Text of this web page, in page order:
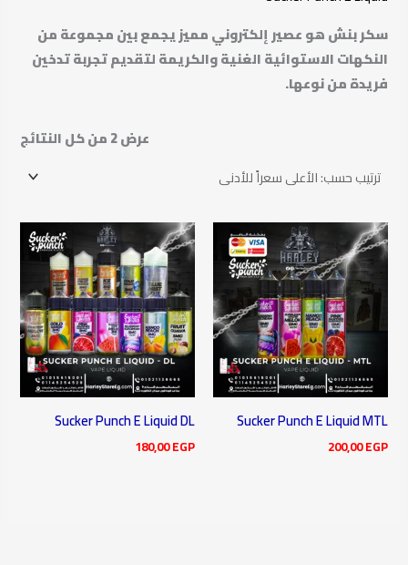
سكر بنش هو عصير إلكتروني مميز يجمع بين مجموعة من
النكهات الاستوائية الغنية والكريمة لتقديم تجربة تدخين
فريدة من نوعها.
عرض ⁦2⁩ من كل النتائج
Sucker Punch E Liquid MTL
200,00EGP
Sucker Punch E Liquid DL
180,00EGP